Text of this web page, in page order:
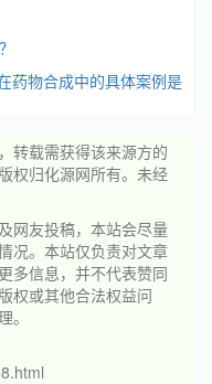
药物合成中的具体案例是
转载需获得该来源方的
权归化源网所有。未经
网友投稿，本站会尽量
况。本站仅负责对文章
多信息，并不代表赞同
权或其他合法权益问
。